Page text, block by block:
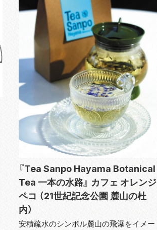
『Tea Sanpo Hayama Botanical
Tea 一本の水路』 カフェ オレンジ
ペコ （21世紀記念公園 麓山の杜
内）
安積疏水のシンボル麓山の飛瀑をイメー